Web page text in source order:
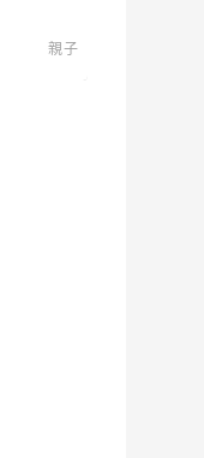
親子